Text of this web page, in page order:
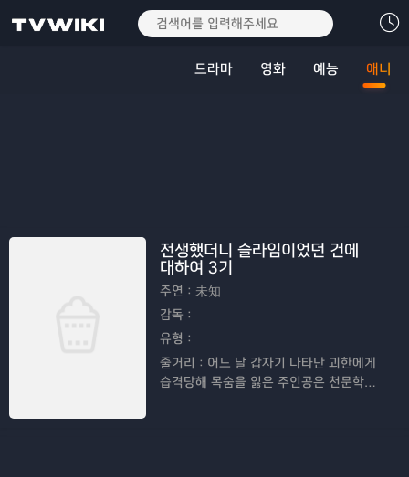
드라마 영화 예능 애니
전생했더니 슬라임이었던 건에
대하여 3기
주연： 未知
감독：
유형：
줄거리： 어느 날 갑자기 나타난 괴한에게
습격당해 목숨을 잃은 주인공은 천문학적